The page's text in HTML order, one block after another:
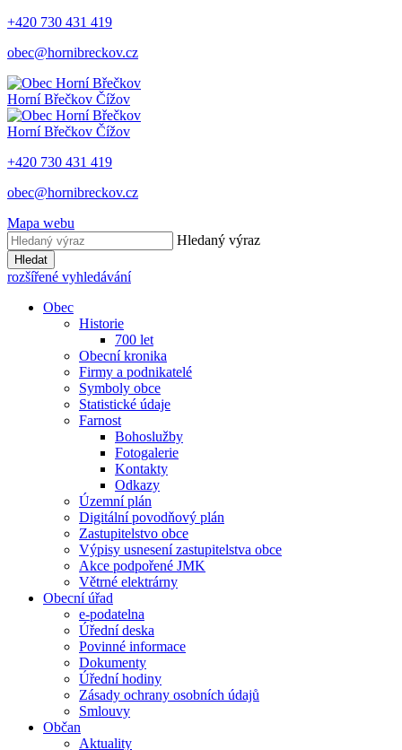
+420 730 431 419
obec@hornibreckov.cz
Horní Břečkov Čížov
Horní Břečkov Čížov
+420 730 431 419
obec@hornibreckov.cz
Mapa webu
Hledaný výraz
Hledat
rozšířené vyhledávání
Obec
Historie
700 let
Obecní kronika
Firmy a podnikatelé
Symboly obce
Statistické údaje
Farnost
Bohoslužby
Fotogalerie
Kontakty
Odkazy
Územní plán
Digitální povodňový plán
Zastupitelstvo obce
Výpisy usnesení zastupitelstva obce
Akce podpořené JMK
Větrné elektrárny
Obecní úřad
e-podatelna
Úřední deska
Povinné informace
Dokumenty
Úřední hodiny
Zásady ochrany osobních údajů
Smlouvy
Občan
Aktuality